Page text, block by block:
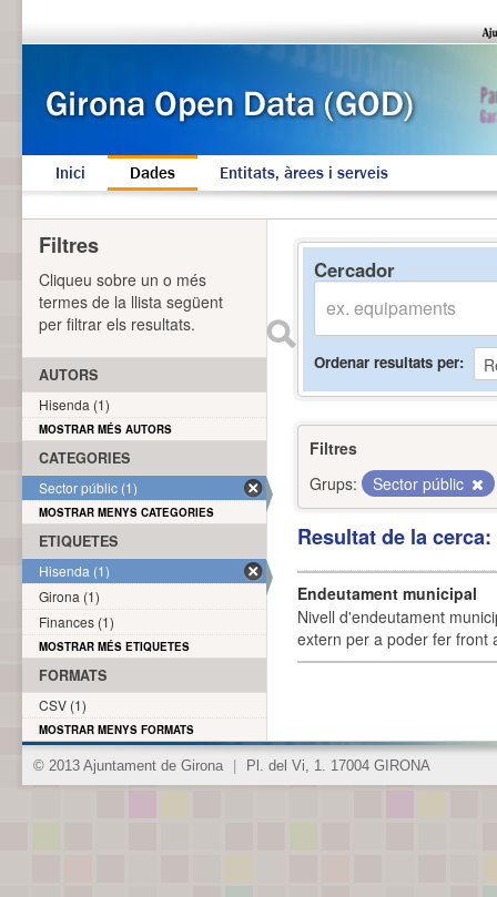
Inici Dades Entitats, àrees i serveis
Cercador
Ordenar resultats per
Filtres
Grups:
Sector públic
Resultat de la
Endeutament municipal
Nivell d'endeutament
extern per a poder fer front
Filtres
Cliqueu sobre un o més
termes de la llista següent
per filtrar els resultats.
AUTORS
Hisenda (1)
MOSTRAR MÉS AUTORS
CATEGORIES
Sector públic (1)
MOSTRAR MENYS CATEGORIES
ETIQUETES
Hisenda (1)
Girona (1)
Finances (1)
MOSTRAR MÉS ETIQUETES
FORMATS
CSV (1)
MOSTRAR MENYS FORMATS
© 2013 Ajuntament de Girona Pl. del Vi, 1. 17004 GIRONA